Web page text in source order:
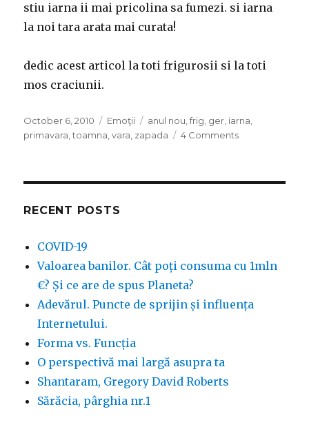
stiu iarna ii mai pricolina sa fumezi. si iarna
la noi tara arata mai curata!
dedic acest articol la toti frigurosii si la toti
mos craciunii.
Posted
on
October 6, 2010 Categories
Emoţii Tags
anul nou ,frig ger iarna
primavara ,toamna ,vara zapada 4 Commentson
RECENT POSTS
COVID-19
Valoarea banilor. Cât poți consuma cu 1mln
€? Și ce are de spus Planeta?
Adevărul. Puncte de sprijin și influența
Internetului.
Forma vs. Funcția
O perspectivă mai largă asupra ta
Shantaram, Gregory David Roberts
Sărăcia, pârghia nr.1